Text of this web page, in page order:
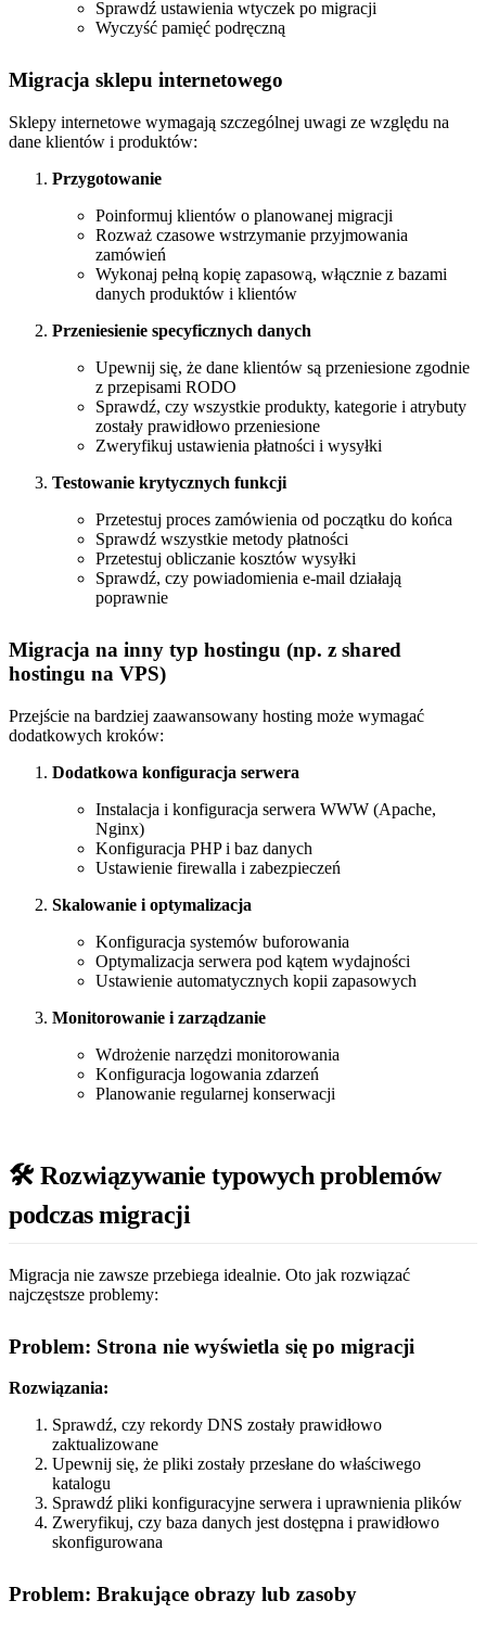
Sprawdź ustawienia wtyczek po migracji
Wyczyść pamięć podręczną
Migracja sklepu internetowego
Sklepy internetowe wymagają szczególnej uwagi ze względu na
dane klientów i produktów:
Przygotowanie
Poinformuj klientów o planowanej migracji
Rozważ czasowe wstrzymanie przyjmowania
zamówień
Wykonaj pełną kopię zapasową, włącznie z bazami
danych produktów i klientów
Przeniesienie specyficznych danych
Upewnij się, że dane klientów są przeniesione zgodnie
z przepisami RODO
Sprawdź, czy wszystkie produkty, kategorie i atrybuty
zostały prawidłowo przeniesione
Zweryfikuj ustawienia płatności i wysyłki
Testowanie krytycznych funkcji
Przetestuj proces zamówienia od początku do końca
Sprawdź wszystkie metody płatności
Przetestuj obliczanie kosztów wysyłki
Sprawdź, czy powiadomienia e-mail działają
poprawnie
Migracja na inny typ hostingu (np. z shared
hostingu na VPS)
Przejście na bardziej zaawansowany hosting może wymagać
dodatkowych kroków:
Dodatkowa konfiguracja serwera
Instalacja i konfiguracja serwera WWW (Apache,
Nginx)
Konfiguracja PHP i baz danych
Ustawienie firewalla i zabezpieczeń
Skalowanie i optymalizacja
Konfiguracja systemów buforowania
Optymalizacja serwera pod kątem wydajności
Ustawienie automatycznych kopii zapasowych
Monitorowanie i zarządzanie
Wdrożenie narzędzi monitorowania
Konfiguracja logowania zdarzeń
Planowanie regularnej konserwacji
🛠️ Rozwiązywanie typowych problemów
podczas migracji
Migracja nie zawsze przebiega idealnie. Oto jak rozwiązać
najczęstsze problemy:
Problem: Strona nie wyświetla się po migracji
Rozwiązania:
Sprawdź, czy rekordy DNS zostały prawidłowo
zaktualizowane
Upewnij się, że pliki zostały przesłane do właściwego
katalogu
Sprawdź pliki konfiguracyjne serwera i uprawnienia plików
Zweryfikuj, czy baza danych jest dostępna i prawidłowo
skonfigurowana
Problem: Brakujące obrazy lub zasoby